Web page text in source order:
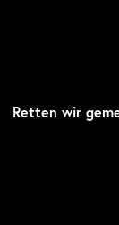
Retten wir